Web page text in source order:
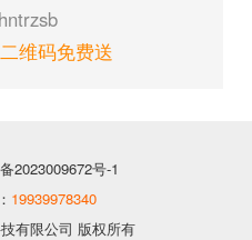
维码免费送
2023009672号-1
19939978340
有限公司 版权所有